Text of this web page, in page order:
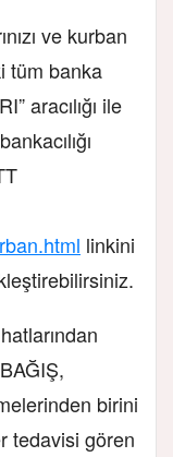
ve kurban
tüm banka
aracılığı ile
linkini
birini
tedavisi gören